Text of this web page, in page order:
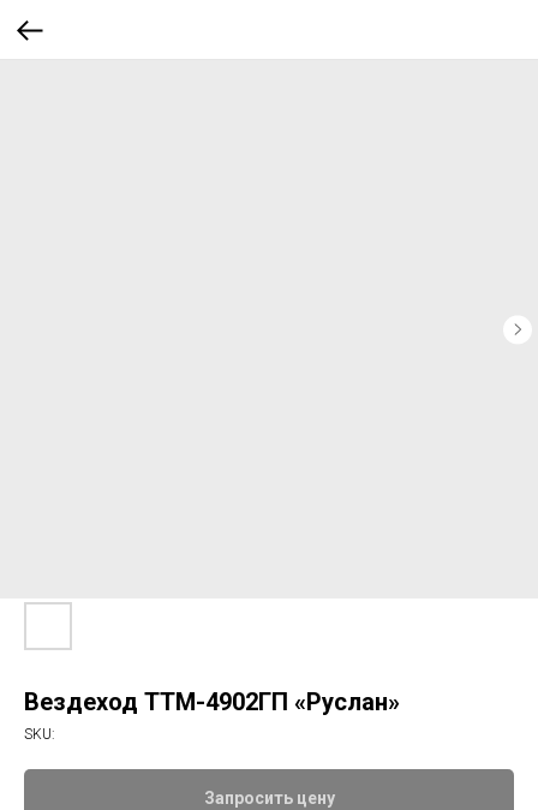
Вездеход ТТМ-4902ГП «Руслан»
SKU:
Запросить цену